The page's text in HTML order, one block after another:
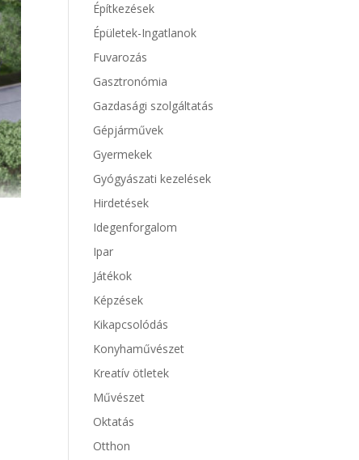
Építkezések
Épületek-Ingatlanok
Fuvarozás
Gasztronómia
Gazdasági szolgáltatás
Gépjárművek
Gyermekek
Gyógyászati kezelések
Hirdetések
Idegenforgalom
Ipar
Játékok
Képzések
Kikapcsolódás
Konyhaművészet
Kreatív ötletek
Művészet
Oktatás
Otthon